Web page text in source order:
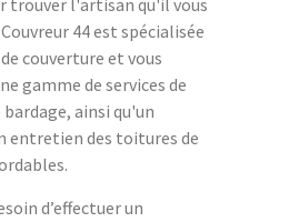
trouver l'artisan qu'il vous
44 est spécialisée
couverture et vous
gamme de services de
ainsi qu'un
entretien des toitures de
d’effectuer un